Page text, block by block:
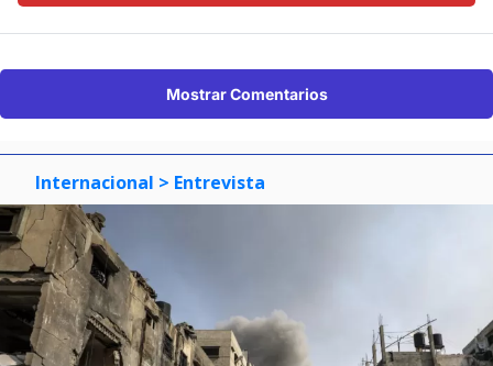
Mostrar Comentarios
Internacional > Entrevista